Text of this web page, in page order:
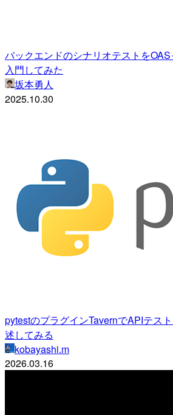
バックエンドのシナリオテストを
入門してみた
坂本勇人
2025.10.30
pytestのプラグインTavernでAPIテス
述してみる
kobayashi.m
2026.03.16